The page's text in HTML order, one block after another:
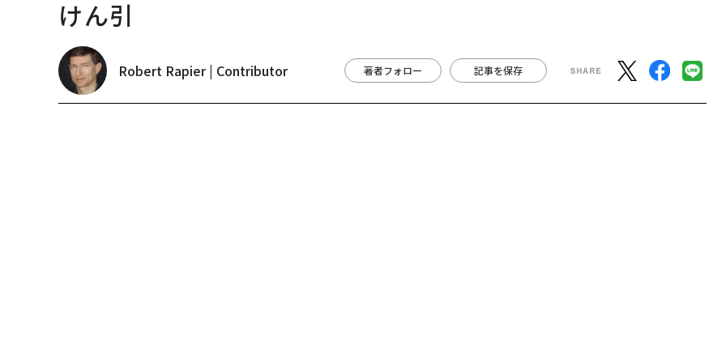
けん引
Robert Rapier | Contributor 著者フォロー 記事を保存